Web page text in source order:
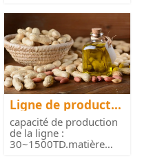
Ligne de productio
n d'huile d'arachid
e
capacité de production
de la ligne :
30~1500TD.matière